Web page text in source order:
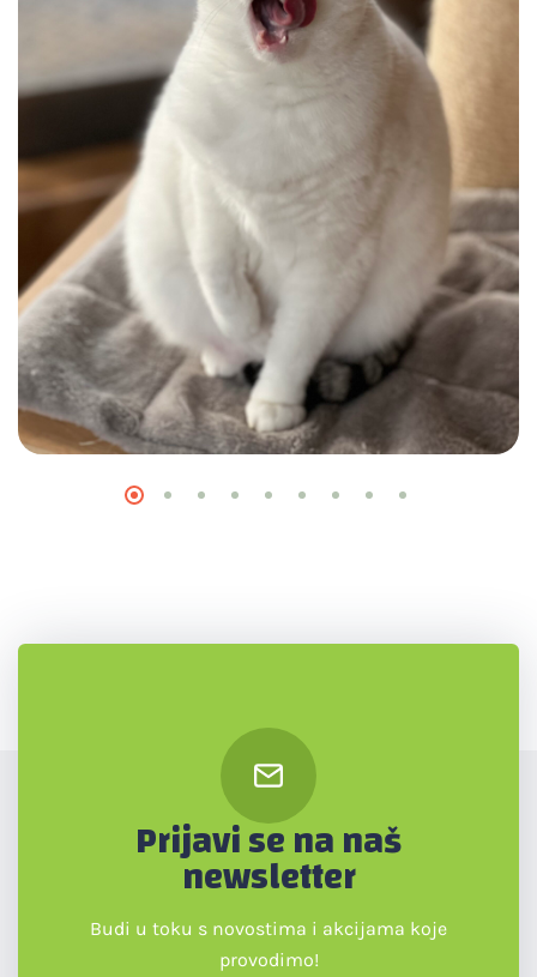
Prijavi se na naš
newsletter
Budi u toku s novostima i akcijama koje
provodimo!